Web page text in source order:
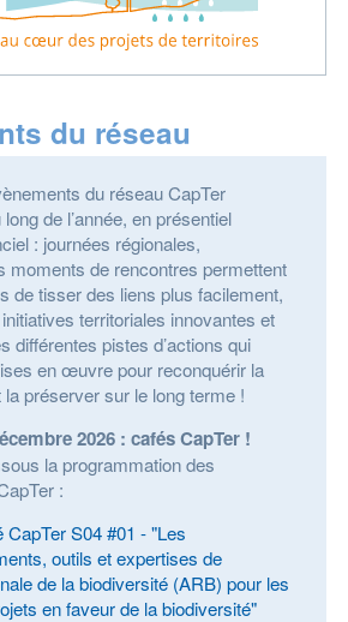
du réseau
du réseau CapTer
de l’année, en présentiel
: journées régionales,
de rencontres permettent
de tisser des liens plus facilement,
territoriales innovantes et
différentes pistes d’actions qui
en œuvre pour reconquérir la
la préserver sur le long terme !
2026 : cafés CapTer !
la programmation des
:
CapTer S04 #01 - "Les
outils et expertises de
de la biodiversité (ARB) pour les
en faveur de la biodiversité"